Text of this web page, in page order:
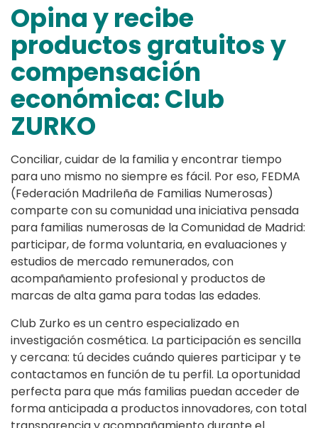
Opina y recibe
productos gratuitos y
compensación
económica: Club
ZURKO
Conciliar, cuidar de la familia y encontrar tiempo
para uno mismo no siempre es fácil. Por eso, FEDMA
(Federación Madrileña de Familias Numerosas)
comparte con su comunidad una iniciativa pensada
para familias numerosas de la Comunidad de Madrid:
participar, de forma voluntaria, en evaluaciones y
estudios de mercado remunerados, con
acompañamiento profesional y productos de
marcas de alta gama para todas las edades.
Club Zurko es un centro especializado en
investigación cosmética. La participación es sencilla
y cercana: tú decides cuándo quieres participar y te
contactamos en función de tu perfil. La oportunidad
perfecta para que más familias puedan acceder de
forma anticipada a productos innovadores, con total